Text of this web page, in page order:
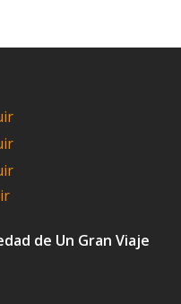
de Un Gran Viaje